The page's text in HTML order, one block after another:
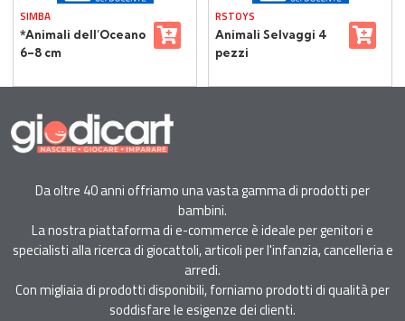
SIMBA
*Animali dell’Oceano
6–8 cm
RSTOYS
Animali Selvaggi 4
pezzi
Da oltre 40 anni offriamo una vasta gamma di prodotti per
bambini.
La nostra piattaforma di e-commerce è ideale per genitori e
specialisti alla ricerca di giocattoli, articoli per l'infanzia, cancelleria e
arredi.
Con migliaia di prodotti disponibili, forniamo prodotti di qualità per
soddisfare le esigenze dei clienti.